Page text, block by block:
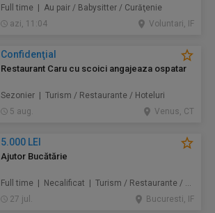
Full time | Au pair / Babysitter / Curăţenie
azi, 11:04
Voluntari, IF
Confidenţial
Restaurant Caru cu scoici angajeaza ospatar
Sezonier | Turism / Restaurante / Hoteluri
5 aug.
Venus, CT
5.000 LEI
Ajutor Bucătărie
Full time | Necalificat | Turism / Restaurante / Hoteluri
27 jul.
Bucuresti, IF